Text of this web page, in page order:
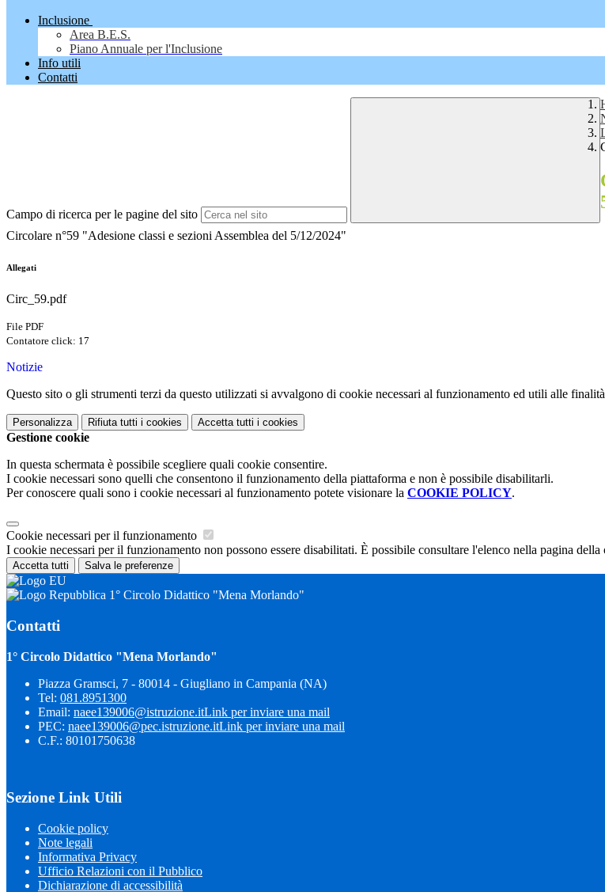
Inclusione
Area B.E.S.
Piano Annuale per l'Inclusione
Info utili
Contatti
Campo di ricerca per le pagine del sito
Circolare n°59 "Adesione classi e sezioni Assemblea del 5/12/2024"
Allegati
Circ_59.pdf
File PDF
Contatore click: 17
Notizie
Questo sito o gli strumenti terzi da questo utilizzati si avvalgono di cookie necessari al funzionamento ed utili alle
Personalizza Rifiuta tutti i cookies Accetta tutti i cookies
Gestione cookie
In questa schermata è possibile scegliere quali cookie consentire.
I cookie necessari sono quelli che consentono il funzionamento della piattaforma e non è possibile disabilitarli.
Per conoscere quali sono i cookie necessari al funzionamento potete visionare la COOKIE POLICY.
Cookie necessari per il funzionamento
I cookie necessari per il funzionamento non possono essere disabilitati. È possibile consultare l'elenco nella pagina
Accetta tutti Salva le preferenze
1° Circolo Didattico "Mena Morlando"
Contatti
1° Circolo Didattico "Mena Morlando"
Piazza Gramsci, 7 - 80014 - Giugliano in Campania (NA)
Tel: 081.8951300
Email: naee139006@istruzione.itLink per inviare una mail
PEC: naee139006@pec.istruzione.itLink per inviare una mail
C.F.: 80101750638
Sezione Link Utili
Cookie policy
Note legali
Informativa Privacy
Ufficio Relazioni con il Pubblico
Dichiarazione di accessibilità